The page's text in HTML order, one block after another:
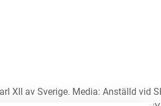
XII av Sverige. Media: Anställd vid